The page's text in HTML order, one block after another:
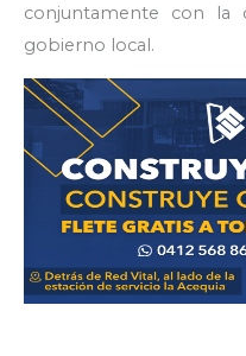
conjuntamente con la
gobierno local.